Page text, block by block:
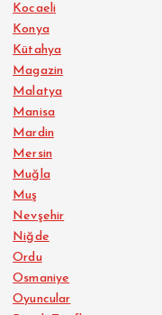
Kocaeli
Konya
Kütahya
Magazin
Malatya
Manisa
Mardin
Mersin
Muğla
Muş
Nevşehir
Niğde
Ordu
Osmaniye
Oyuncular